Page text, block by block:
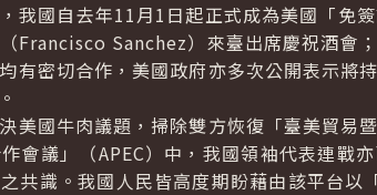
國自去年11月1日起正式成為美國「免簽
Francisco Sanchez）來臺出席慶祝酒會
有密切合作，美國政府亦多次公開表示將
國牛肉議題，掃除雙方恢復「臺美貿易
會議」（APEC）中，我國領袖代表連戰
共識。我國人民皆高度期盼藉由該平台以